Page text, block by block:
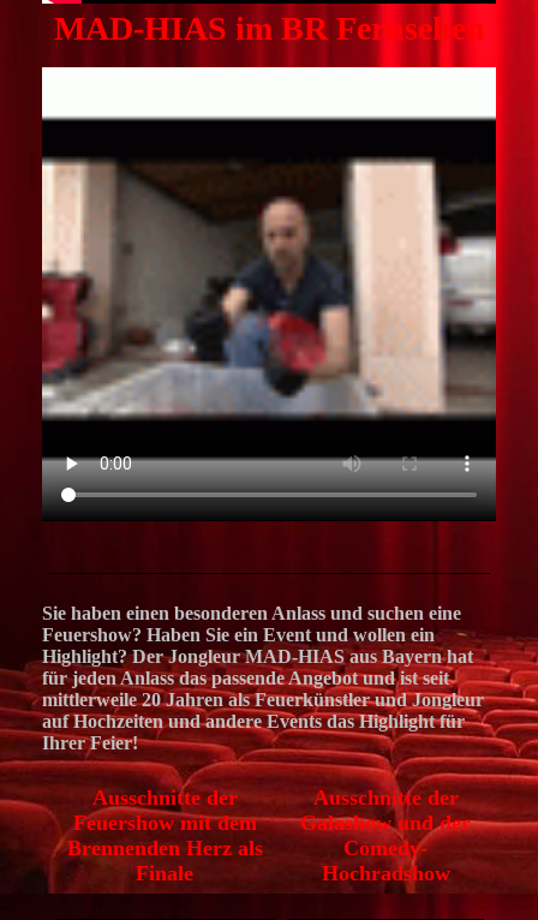
MAD-HIAS im BR Fernsehen
Sie haben einen besonderen Anlass und suchen eine
Feuershow? Haben Sie ein Event und wollen ein
Highlight? Der Jongleur MAD-HIAS aus Bayern hat
für jeden Anlass das passende Angebot und ist seit
mittlerweile 20 Jahren als Feuerkünstler und Jongleur
auf Hochzeiten und andere Events das Highlight für
Ihrer Feier!
Ausschnitte der
Feuershow mit dem
Brennenden Herz als
Finale
Ausschnitte der
Galashow und der
Comedy-
Hochradshow